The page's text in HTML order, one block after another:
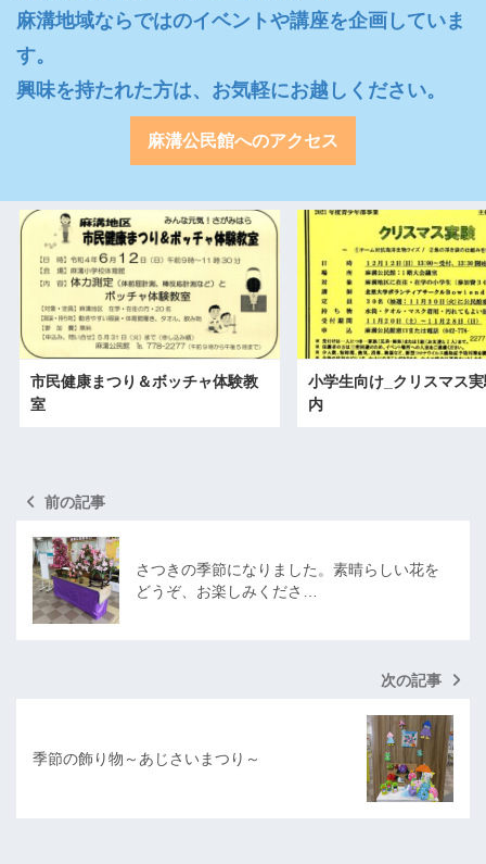
麻溝地域ならではのイベントや講座を企画していま
す。
興味を持たれた方は、お気軽にお越しください。
麻溝公民館へのアクセス
市民健康まつり＆ボッチャ体験教
室
小学生向け_クリスマス
内
前の記事
さつきの季節になりました。素晴らしい花を
どうぞ、お楽しみくださ…
次の記事
季節の飾り物～あじさいまつり～